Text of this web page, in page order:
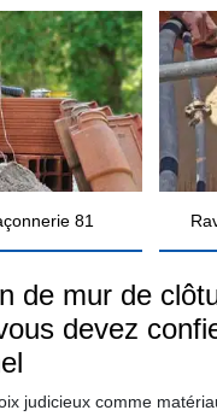
81
de mur de
devez
judicieux comme